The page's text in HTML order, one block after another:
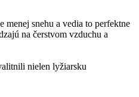
menej snehu a vedia to perfektne
na čerstvom vzduchu a
nielen lyžiarsku